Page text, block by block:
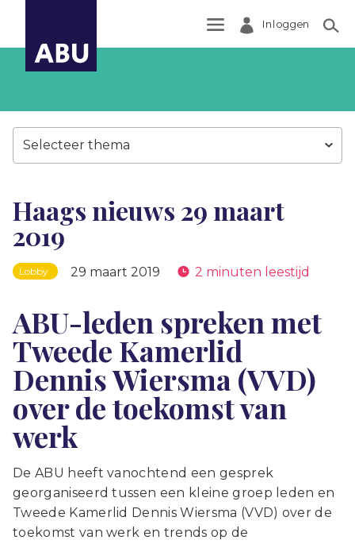
Inloggen
Selecteer thema
Haags nieuws 29 maart
2019
Lobby 29 maart 2019 2 minuten leestijd
ABU-leden spreken met
Tweede Kamerlid
Dennis Wiersma (VVD)
over de toekomst van
werk
De ABU heeft vanochtend een gesprek
georganiseerd tussen een kleine groep leden en
Tweede Kamerlid Dennis Wiersma (VVD) over de
toekomst van werk en trends op de